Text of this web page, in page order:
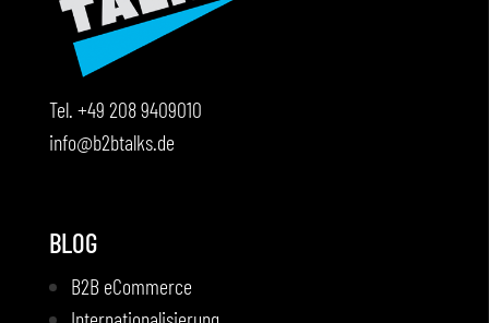
Tel. +49 208 9409010
info@b2btalks.de
BLOG
B2B eCommerce